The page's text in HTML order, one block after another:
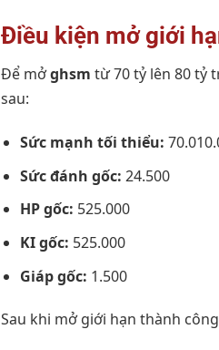
Điều kiện mở giới
Để mởghsm từ 70 tỷ lên 80 tỷ
sau:
Sức mạnh tối thiểu:
Sức đánh gốc: 24.500
HP gốc: 525.000
KI gốc: 525.000
Giáp gốc: 1.500
Sau khi mở giới hạn thành